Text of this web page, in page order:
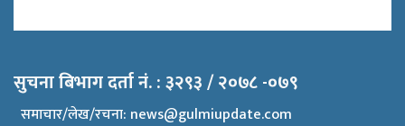
सुचना बिभाग दर्ता नं. : ३२९३ / २०७८ -०७९
समाचार/लेख/रचना: news@gulmiupdate.com